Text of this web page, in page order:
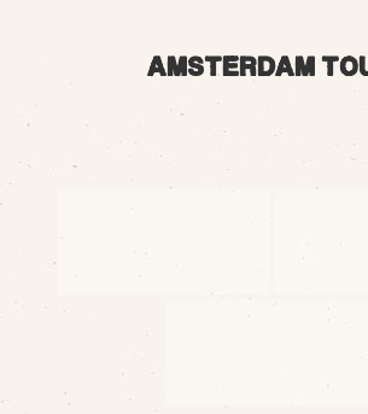
amsterdam